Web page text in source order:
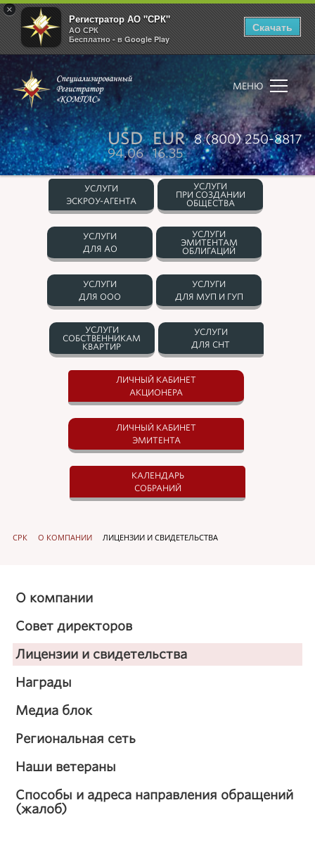
×
Регистратор АО "СРК"
АО СРК
Бесплатно - в Google Play
Скачать
МЕНЮ
8 (800) 250-8817
USD
94.06
EUR
16.35
УСЛУГИ
ЭСКРОУ-АГЕНТА
УСЛУГИ
ПРИ СОЗДАНИИ
ОБЩЕСТВА
УСЛУГИ
ДЛЯ АО
УСЛУГИ
ЭМИТЕНТАМ
ОБЛИГАЦИЙ
УСЛУГИ
ДЛЯ ООО
УСЛУГИ
ДЛЯ МУП И ГУП
УСЛУГИ
СОБСТВЕННИКАМ
КВАРТИР
УСЛУГИ
ДЛЯ СНТ
ЛИЧНЫЙ КАБИНЕТ
АКЦИОНЕРА
ЛИЧНЫЙ КАБИНЕТ
ЭМИТЕНТА
КАЛЕНДАРЬ
СОБРАНИЙ
СРК О КОМПАНИИ ЛИЦЕНЗИИ И СВИДЕТЕЛЬСТВА
О компании
Совет директоров
Лицензии и свидетельства
Награды
Медиа блок
Региональная сеть
Наши ветераны
Способы и адреса направления обращений
(жалоб)